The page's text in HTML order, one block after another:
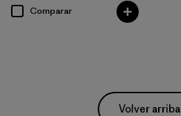
Comparar
Volver arriba